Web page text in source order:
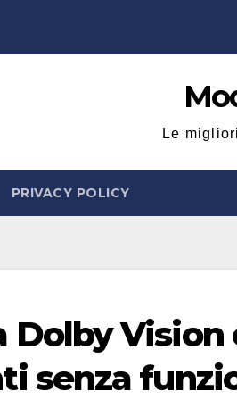
Le
PRIVACY POLICY
Dolby Vision
senza